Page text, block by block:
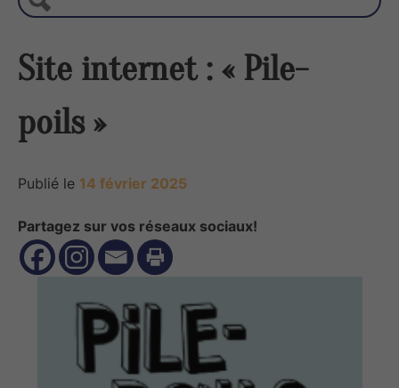
h
r
c
e
Site internet : « Pile-
poils »
Publié le 14 février 2025
Partagez sur vos réseaux sociaux!